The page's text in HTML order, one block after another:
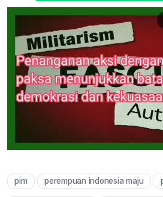
pim perempuan indonesia maju